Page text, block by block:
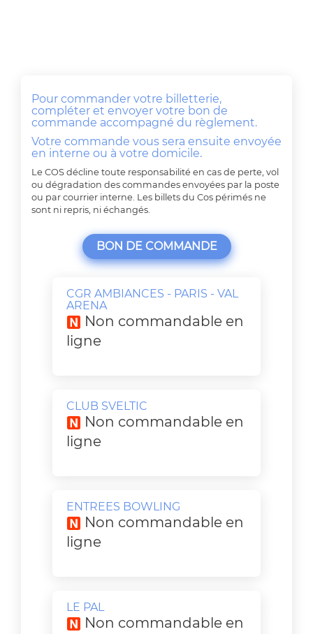
Pour commander votre billetterie,
compléter et envoyer votre bon de
commande accompagné du règlement.
Votre commande vous sera ensuite envoyée
en interne ou à votre domicile.
Le COS décline toute responsabilité en cas de perte, vol
ou dégradation des commandes envoyées par la poste
ou par courrier interne. Les billets du Cos périmés ne
sont ni repris, ni échangés.
BON DE COMMANDE
CGR AMBIANCES - PARIS - VAL
ARENA
Non commandable en
ligne
CLUB SVELTIC
Non commandable en
ligne
ENTREES BOWLING
Non commandable en
ligne
LE PAL
Non commandable en